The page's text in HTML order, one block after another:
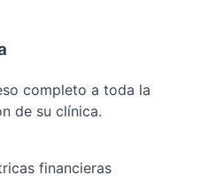
completo a toda la
de su clínica.
financieras